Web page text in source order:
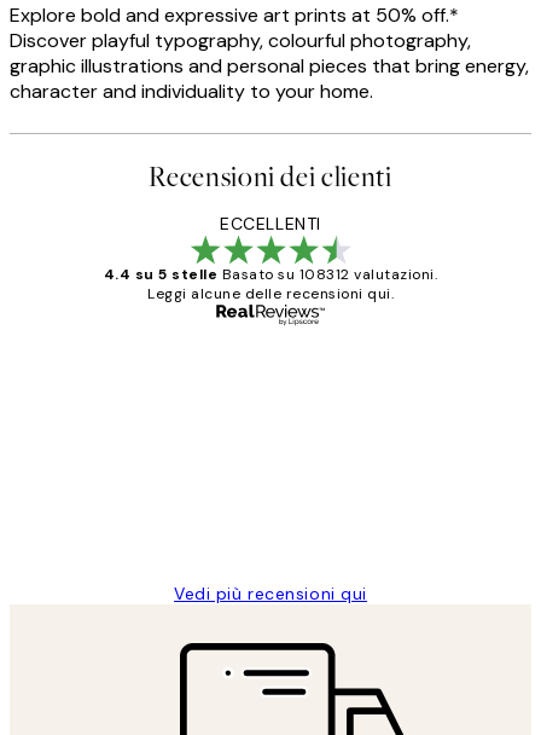
Explore bold and expressive art prints at 50% off.*
Discover playful typography, colourful photography,
graphic illustrations and personal pieces that bring energy,
character and individuality to your home.
Recensioni dei clienti
ECCELLENTI
4.4 su 5 stelle Basato su 108312 valutazioni.
Leggi alcune delle recensioni qui.
Vedi più recensioni qui